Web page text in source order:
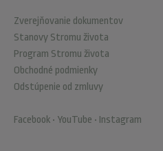
Zverejňovanie dokumentov
Stanovy Stromu života
Program Stromu života
Obchodné podmienky
Odstúpenie od zmluvy
Facebook • YouTube • Instagram